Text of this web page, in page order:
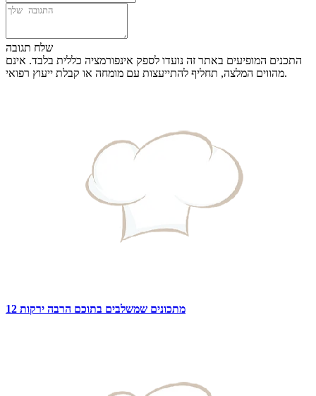
שלח תגובה
התכנים המופיעים באתר זה נועדו לספק אינפורמציה כללית בלבד. אינם
מהווים המלצה, תחליף להתייעצות עם מומחה או קבלת ייעוץ רפואי.
12 מתכונים שמשלבים בתוכם הרבה ירקות